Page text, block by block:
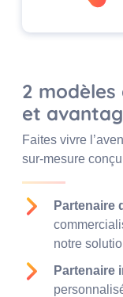
2
et
Faites vivre
sur-mesure
Partenaire
notre
Partenaire